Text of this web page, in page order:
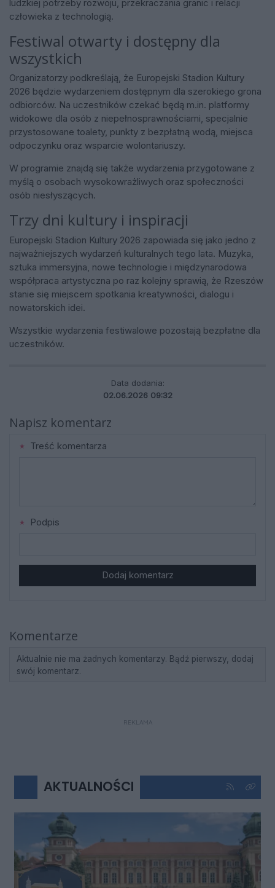
ludzkiej potrzeby rozwoju, przekraczania granic i relacji
człowieka z technologią.
Festiwal otwarty i dostępny dla
wszystkich
Organizatorzy podkreślają, że Europejski Stadion Kultury
2026 będzie wydarzeniem dostępnym dla szerokiego grona
odbiorców. Na uczestników czekać będą m.in. platformy
widokowe dla osób z niepełnosprawnościami, specjalnie
przystosowane toalety, punkty z bezpłatną wodą, miejsca
odpoczynku oraz wsparcie wolontariuszy.
W programie znajdą się także wydarzenia przygotowane z
myślą o osobach wysokowrażliwych oraz społeczności
osób niesłyszących.
Trzy dni kultury i inspiracji
Europejski Stadion Kultury 2026 zapowiada się jako jedno z
najważniejszych wydarzeń kulturalnych tego lata. Muzyka,
sztuka immersyjna, nowe technologie i międzynarodowa
współpraca artystyczna po raz kolejny sprawią, że Rzeszów
stanie się miejscem spotkania kreatywności, dialogu i
nowatorskich idei.
Wszystkie wydarzenia festiwalowe pozostają bezpłatne dla
uczestników.
Data dodania:
02.06.2026 09:32
Napisz komentarz
Treść komentarza
Podpis
Dodaj komentarz
Komentarze
Aktualnie nie ma żadnych komentarzy. Bądź pierwszy, dodaj
swój komentarz.
REKLAMA
AKTUALNOŚCI Kliknij aby
Kliknij